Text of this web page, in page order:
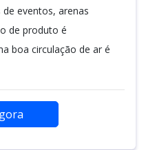
eventos, arenas
de produto é
boa circulação de ar é